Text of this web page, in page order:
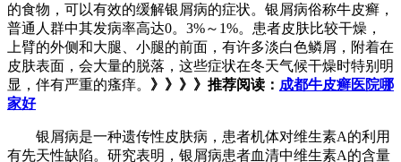
的食物，可以有效的缓解银屑病的症状。银屑病俗称牛皮癣，
普通人群中其发病率高达0。3%～1%。患者皮肤比较干燥，
上臂的外侧和大腿、小腿的前面，有许多淡白色鳞屑，附着在
皮肤表面，会大量的脱落，这些症状在冬天气候干燥时特别明
显，伴有严重的瘙痒。 》》》》推荐阅读： 成都牛皮癣医院哪
家好
银屑病是一种遗传性皮肤病，患者机体对维生素A的利用
有先天性缺陷。研究表明，银屑病患者血清中维生素A的含量